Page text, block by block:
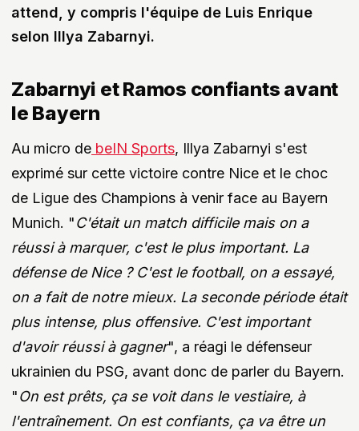
attend, y compris l'équipe de Luis Enrique
selon Illya Zabarnyi.
Zabarnyi et Ramos confiants avant
le Bayern
Au micro de beIN Sports, Illya Zabarnyi s'est
exprimé sur cette victoire contre Nice et le choc
de Ligue des Champions à venir face au Bayern
Munich. "C'était un match difficile mais on a
réussi à marquer, c'est le plus important. La
défense de Nice ? C'est le football, on a essayé,
on a fait de notre mieux. La seconde période était
plus intense, plus offensive. C'est important
d'avoir réussi à gagner", a réagi le défenseur
ukrainien du PSG, avant donc de parler du Bayern.
"On est prêts, ça se voit dans le vestiaire, à
l'entraînement. On est confiants, ça va être un